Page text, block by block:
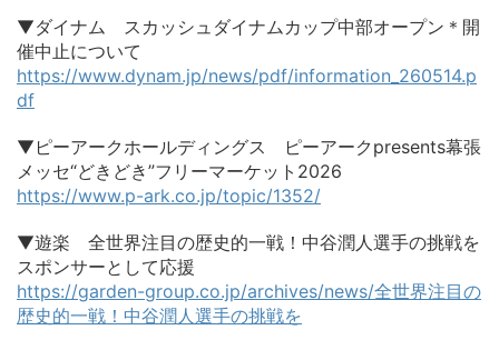
▼ダイナム スカッシュダイナムカップ中部オープン＊開
催中止について
https://www.dynam.jp/news/pdf/information_260514.p
df
▼ピーアークホールディングス ピーアークpresents幕張
メッセ“どきどき”フリーマーケット2026
https://www.p-ark.co.jp/topic/1352/
▼遊楽 全世界注目の歴史的一戦！中谷潤人選手の挑戦を
スポンサーとして応援
https://garden-group.co.jp/archives/news/全世界注目の
歴史的一戦！中谷潤人選手の挑戦を